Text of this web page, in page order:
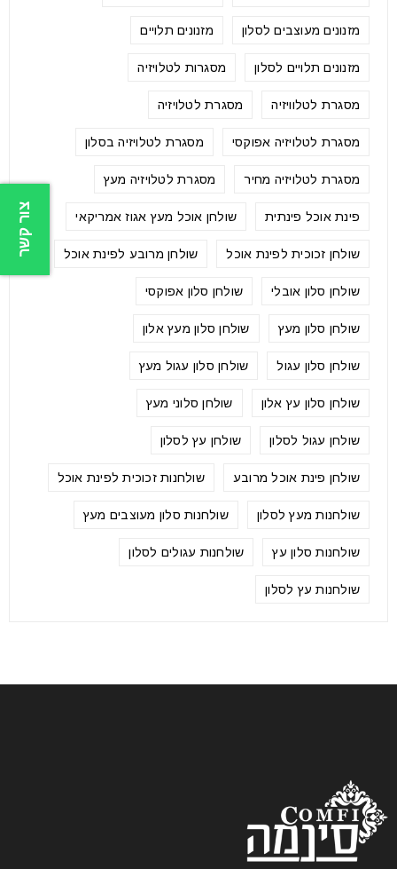
מזנונים מעוצבים לסלון מזנונים תלויים
מזנונים תלויים לסלון מסגרות לטלויזיה
מסגרת לטלוויזיה מסגרת לטלויזיה
מסגרת לטלויזיה אפוקסי מסגרת לטלויזיה בסלון
מסגרת לטלויזיה מחיר מסגרת לטלויזיה מעץ
פינת אוכל פינתית שולחן אוכל מעץ אגוז אמריקאי
שולחן זכוכית לפינת אוכל שולחן מרובע לפינת אוכל
שולחן סלון אובלי שולחן סלון אפוקסי
שולחן סלון מעץ שולחן סלון מעץ אלון
שולחן סלון עגול שולחן סלון עגול מעץ
שולחן סלון עץ אלון שולחן סלוני מעץ
שולחן עגול לסלון שולחן עץ לסלון
שולחן פינת אוכל מרובע שולחנות זכוכית לפינת אוכל
שולחנות מעץ לסלון שולחנות סלון מעוצבים מעץ
שולחנות סלון עץ שולחנות עגולים לסלון
שולחנות עץ לסלון
צור קשר